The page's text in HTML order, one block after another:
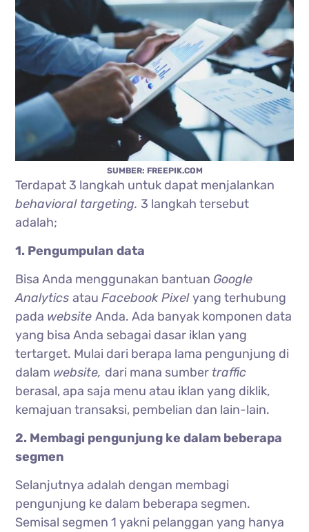
SUMBER: FREEPIK.COM
Terdapat 3 langkah untuk dapat menjalankan
behavioral targeting. 3 langkah tersebut
adalah;
1. Pengumpulan data
Bisa Anda menggunakan bantuan Google
AnalyticsatauFacebook Pixelyang terhubung
pada websiteAnda. Ada banyak komponen data
yang bisa Anda sebagai dasar iklan yang
tertarget. Mulai dari berapa lama pengunjung di
dalam website, dari mana sumber traffic
berasal, apa saja menu atau iklan yang diklik,
kemajuan transaksi, pembelian dan lain-lain.
2. Membagi pengunjung ke dalam beberapa
segmen
Selanjutnya adalah dengan membagi
pengunjung ke dalam beberapa segmen.
Semisal segmen 1 yakni pelanggan yang hanya